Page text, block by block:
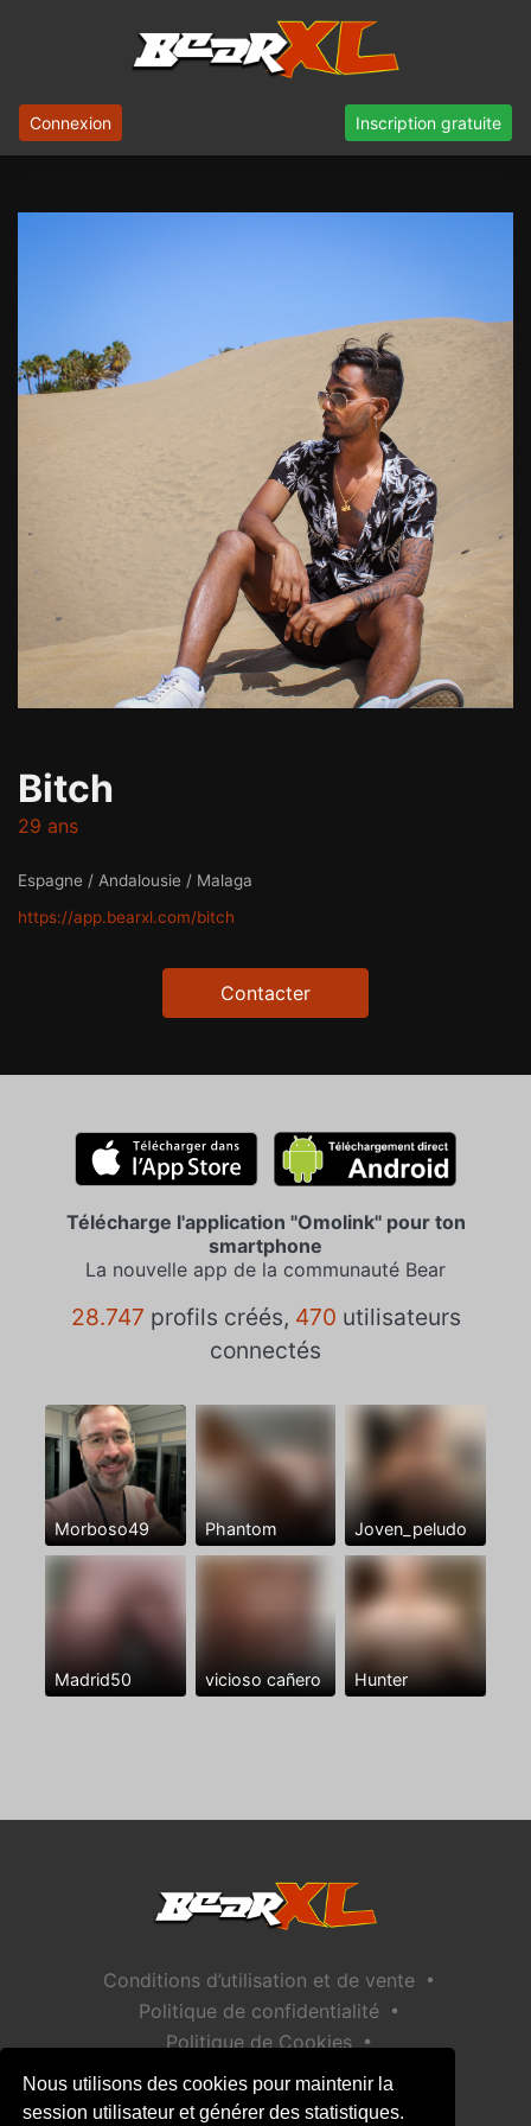
Nous utilisons des cookies pour maintenir la
session utilisateur et générer des statistiques.
Connexion Inscription gratuite
Bitch
29 ans
Espagne / Andalousie / Malaga
https://app.bearxl.com/bitch
Contacter
Télécharge l'application "Omolink" pour ton
smartphone
La nouvelle app de la communauté Bear
28.747 profils créés, 470 utilisateurs
connectés
Morboso49 Phantom Joven_peludo
Madrid50 vicioso cañero Hunter
Conditions d’utilisation et de vente •
Politique de confidentialité •
Politique de Cookies •
Politique de sécurité des enfants
Aide / Contact